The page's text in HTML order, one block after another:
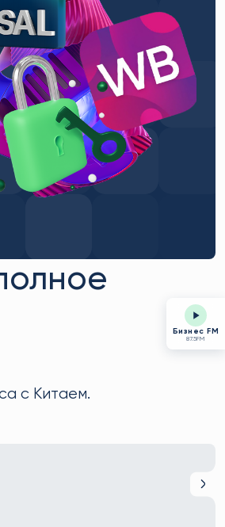
с Китаем.
Бизнес FM
87.5FM